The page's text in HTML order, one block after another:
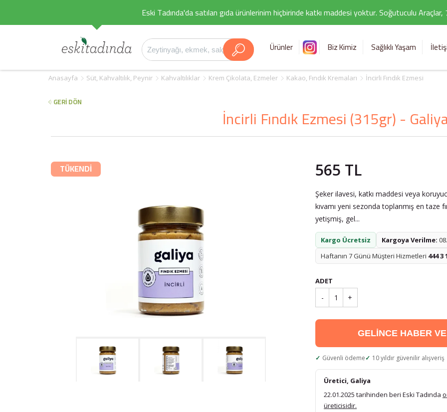
Eski Tadında'da satılan gıda ürünlerinim hiçbirinde katkı maddesi yoktur. Soğutuculu
Ürünler Biz Kimiz Sağlıklı Yaşam
Anasayfa Süt, Kahvaltılık, Peynir Kahvaltılıklar Krem Çikolata, Ezmeler Kakao, Fındık Kremaları İncirli Fındık Ezmesi
GERİ DÖN
İncirli Fındık Ezmesi (315gr) -
TÜKENDİ 565 TL
Şeker ilavesi, katkı maddesi veya
kıvamı yeni sezonda toplanmış en taze
yetişmiş, gel...
Kargo Ücretsiz Kargoya Verilme:
Haftanın 7 Günü Müşteri Hizmetleri 444 3
ADET
- 1 +
GELİNCE HABER
Güvenli ödeme 10 yıldır güvenilir alışveriş
Üretici, Galiya
22.01.2025 tarihinden beri Eski Tadında
üreticisidir.